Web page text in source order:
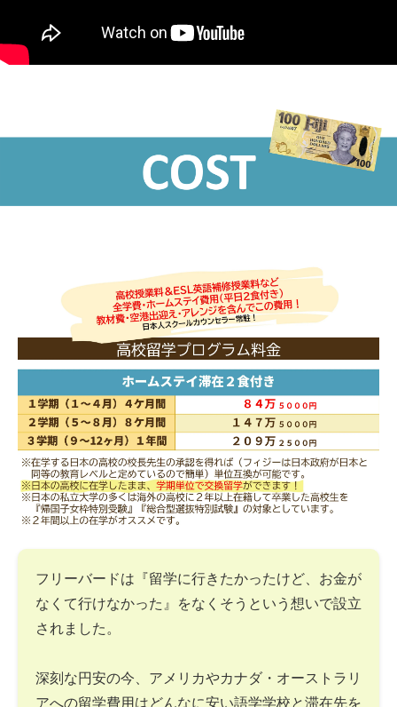
フリーバードは『留学に行きたかったけど、お金が
なくて行けなかった』をなくそうという想いで設立
されました。
深刻な円安の今、アメリカやカナダ・オーストラリ
アへの留学費用はどんなに安い語学学校と滞在先を